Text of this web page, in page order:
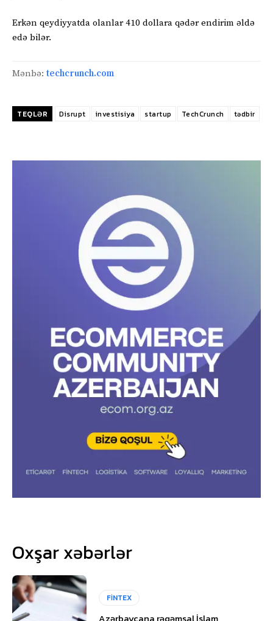
Erkən qeydiyyatda olanlar 410 dollara qədər endirim əldə
edə bilər.
Mənbə: techcrunch.com
TEQLƏR Disrupt investisiya startup TechCrunch tədbir
Oxşar xəbərlər
FİNTEX